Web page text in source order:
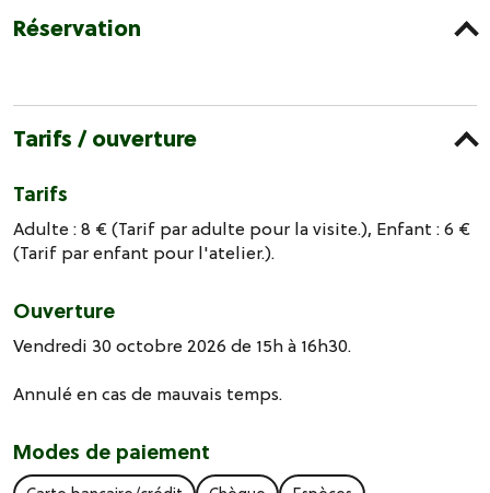
Réservation
Tarifs / ouverture
Tarifs
Adulte : 8 € (Tarif par adulte pour la visite.), Enfant : 6 €
(Tarif par enfant pour l'atelier.).
Ouverture
Vendredi 30 octobre 2026 de 15h à 16h30.
Annulé en cas de mauvais temps.
Modes de paiement